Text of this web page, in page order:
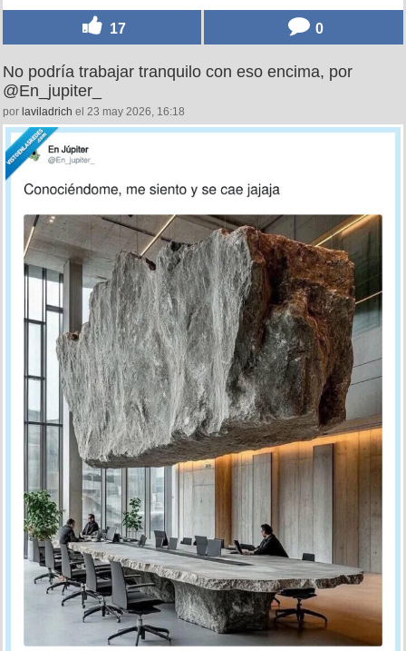
17 0
No podría trabajar tranquilo con eso encima, por
@En_jupiter_
por laviladrich el 23 may 2026, 16:18